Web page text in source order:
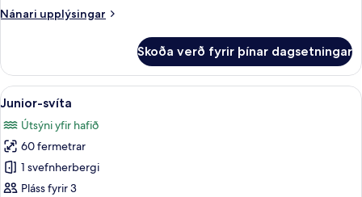
Nánari upplýsingar
Nánari
Skoða verð fyrir þínar dagsetningar
Skoða
allar
myndir
fyrir
Junior-
svíta
Junior-svíta | Rúmföt af bestu gerð,
8
Junior-svíta
Útsýni yfir hafið
60 fermetrar
1 svefnherbergi
Pláss fyrir 3